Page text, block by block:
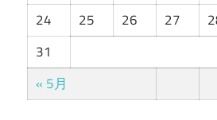
« 5月
24
25 26 27
31